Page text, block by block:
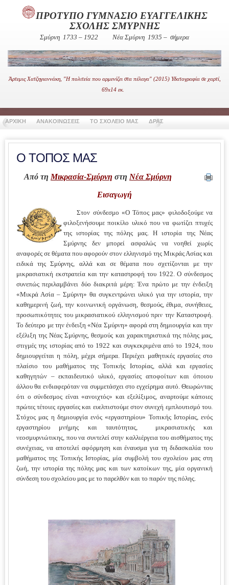
ΠΡΟΤΥΠΟ ΓΥΜΝΑΣΙΟ ΕΥΑΓΓΕΛΙΚΗΣ
ΣΧΟΛΗΣ ΣΜΥΡΝΗΣ
Σμύρνη 1733 – 1922 Νέα Σμύρνη 1935 – σήμερα
Άρτεμις Χατζηγιαννάκη, "Η πολιτεία που αρμενίζει στα πέλαγα" (2015) Υδατογραφία σε χαρτί,
69x14 εκ.
ΑΡΧΙΚΗ ΑΝΑΚΟΙΝΩΣΕΙΣ ΤΟ ΣΧΟΛΕΙΟ ΜΑΣ ΔΡΑΣΤΗΡΙΟΤΗΤΕΣ
Ο ΤΟΠΟΣ ΜΑΣ
Από τη Μικρασία-Σμύρνη στη Νέα Σμύρνη
Εισαγωγή
Στον σύνδεσμο «Ο Τόπος μας» φιλοδοξούμε να
φιλοξενήσουμε ποικίλο υλικό που να φωτίζει πτυχές
της ιστορίας της πόλης μας. Η ιστορία της Νέας
Σμύρνης δεν μπορεί ασφαλώς να νοηθεί χωρίς
αναφορές σε θέματα που αφορούν στον ελληνισμό της Μικράς Ασίας και
ειδικά της Σμύρνης, αλλά και σε θέματα που σχετίζονται με την
μικρασιατική εκστρατεία και την καταστροφή του 1922. Ο σύνδεσμος
συνεπώς περιλαμβάνει δύο διακριτά μέρη: Ένα πρώτο με την ένδειξη
«Μικρά Ασία – Σμύρνη» θα συγκεντρώνει υλικό για την ιστορία, την
καθημερινή ζωή, την κοινωνική οργάνωση, θεσμούς, έθιμα, συνήθειες,
προσωπικότητες του μικρασιατικού ελληνισμού πριν την Καταστροφή.
Το δεύτερο με την ένδειξη «Νέα Σμύρνη» αφορά στη δημιουργία και την
εξέλιξη της Νέας Σμύρνης, θεσμούς και χαρακτηριστικά της πόλης μας,
στιγμές της ιστορίας από το 1922 και συγκεκριμένα από το 1924, που
δημιουργείται η πόλη, μέχρι σήμερα. Περιέχει μαθητικές εργασίες στο
πλαίσιο του μαθήματος της Τοπικής Ιστορίας, αλλά και εργασίες
καθηγητών – εκπαιδευτικό υλικό, εργασίες αποφοίτων και όποιου
άλλου θα ενδιαφερόταν να συμμετάσχει στο εγχείρημα αυτό. Θεωρώντας
ότι ο σύνδεσμος είναι «ανοιχτός» και εξελίξιμος, αναρτούμε κάποιες
πρώτες τέτοιες εργασίες και ευελπιστούμε στον συνεχή εμπλουτισμό του.
Στόχος μας η δημιουργία ενός «εργαστηρίου» Τοπικής Ιστορίας, ενός
εργαστηρίου μνήμης και ταυτότητας, μικρασιατικής και
νεοσμυρνιώτικης, που να συντελεί στην καλλιέργεια του αισθήματος της
συνέχειας, να αποτελεί αφόρμηση και έναυσμα για τη διδασκαλία του
μαθήματος της Τοπικής Ιστορίας, μία συμβολή του σχολείου μας στη
ζωή, την ιστορία της πόλης μας και των κατοίκων της, μία οργανική
σύνδεση του σχολείου μας με το παρελθόν και το παρόν της πόλης.